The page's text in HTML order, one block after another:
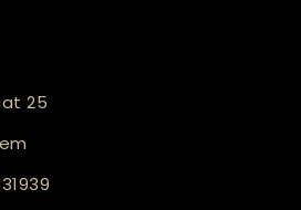
25